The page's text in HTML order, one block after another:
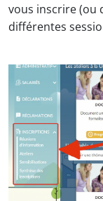
vous inscrire (ou
différentes